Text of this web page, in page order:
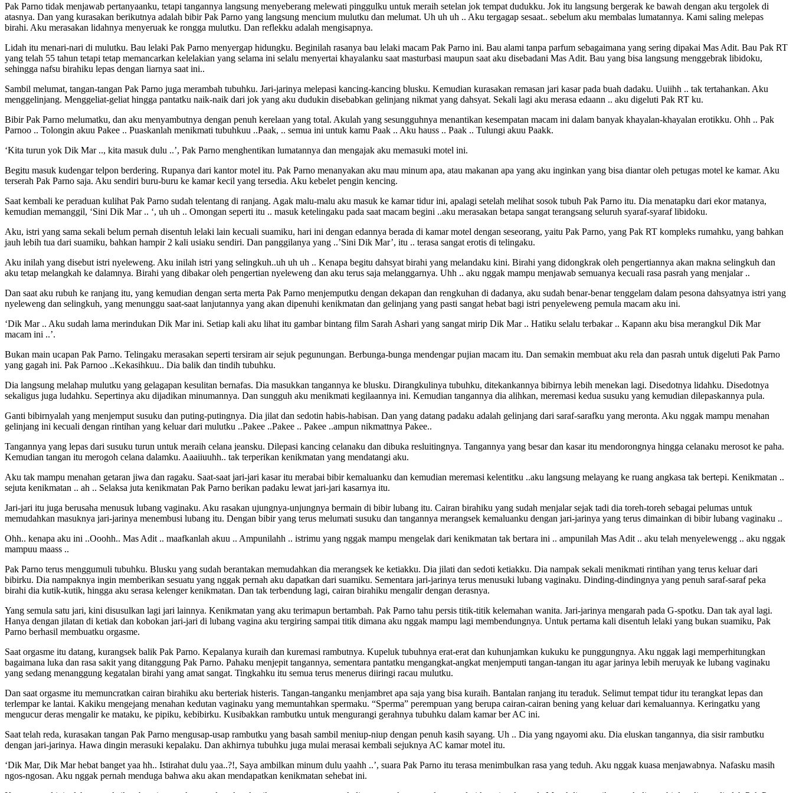
Pak Parno tidak menjawab pertanyaanku, tetapi tangannya langsung menyeberang melewati pinggulku untuk meraih setelan jok tempat dudukku. Jok itu langsung bergerak ke bawah dengan aku tergolek di
atasnya. Dan yang kurasakan berikutnya adalah bibir Pak Parno yang langsung mencium mulutku dan melumat. Uh uh uh .. Aku tergagap sesaat.. sebelum aku membalas lumatannya. Kami saling melepas
birahi. Aku merasakan lidahnya menyeruak ke rongga mulutku. Dan reflekku adalah mengisapnya.
Lidah itu menari-nari di mulutku. Bau lelaki Pak Parno menyergap hidungku. Beginilah rasanya bau lelaki macam Pak Parno ini. Bau alami tanpa parfum sebagaimana yang sering dipakai Mas Adit. Bau Pak RT
yang telah 55 tahun tetapi tetap memancarkan kelelakian yang selama ini selalu menyertai khayalanku saat masturbasi maupun saat aku disebadani Mas Adit. Bau yang bisa langsung menggebrak libidoku,
sehingga nafsu birahiku lepas dengan liarnya saat ini..
Sambil melumat, tangan-tangan Pak Parno juga merambah tubuhku. Jari-jarinya melepasi kancing-kancing blusku. Kemudian kurasakan remasan jari kasar pada buah dadaku. Uuiihh .. tak tertahankan. Aku
menggelinjang. Menggeliat-geliat hingga pantatku naik-naik dari jok yang aku dudukin disebabkan gelinjang nikmat yang dahsyat. Sekali lagi aku merasa edaann .. aku digeluti Pak RT ku.
Bibir Pak Parno melumatku, dan aku menyambutnya dengan penuh kerelaan yang total. Akulah yang sesungguhnya menantikan kesempatan macam ini dalam banyak khayalan-khayalan erotikku. Ohh .. Pak
Parnoo .. Tolongin akuu Pakee .. Puaskanlah menikmati tubuhkuu ..Paak, .. semua ini untuk kamu Paak .. Aku hauss .. Paak .. Tulungi akuu Paakk.
‘Kita turun yok Dik Mar .., kita masuk dulu ..’, Pak Parno menghentikan lumatannya dan mengajak aku memasuki motel ini.
Begitu masuk kudengar telpon berdering. Rupanya dari kantor motel itu. Pak Parno menanyakan aku mau minum apa, atau makanan apa yang aku inginkan yang bisa diantar oleh petugas motel ke kamar. Aku
terserah Pak Parno saja. Aku sendiri buru-buru ke kamar kecil yang tersedia. Aku kebelet pengin kencing.
Saat kembali ke peraduan kulihat Pak Parno sudah telentang di ranjang. Agak malu-malu aku masuk ke kamar tidur ini, apalagi setelah melihat sosok tubuh Pak Parno itu. Dia menatapku dari ekor matanya,
kemudian memanggil, ‘Sini Dik Mar .. ‘, uh uh .. Omongan seperti itu .. masuk ketelingaku pada saat macam begini ..aku merasakan betapa sangat terangsang seluruh syaraf-syaraf libidoku.
Aku, istri yang sama sekali belum pernah disentuh lelaki lain kecuali suamiku, hari ini dengan edannya berada di kamar motel dengan seseorang, yaitu Pak Parno, yang Pak RT kompleks rumahku, yang bahkan
jauh lebih tua dari suamiku, bahkan hampir 2 kali usiaku sendiri. Dan panggilanya yang ..’Sini Dik Mar’, itu .. terasa sangat erotis di telingaku.
Aku inilah yang disebut istri nyeleweng. Aku inilah istri yang selingkuh..uh uh uh .. Kenapa begitu dahsyat birahi yang melandaku kini. Birahi yang didongkrak oleh pengertiannya akan makna selingkuh dan
aku tetap melangkah ke dalamnya. Birahi yang dibakar oleh pengertian nyeleweng dan aku terus saja melanggarnya. Uhh .. aku nggak mampu menjawab semuanya kecuali rasa pasrah yang menjalar ..
Dan saat aku rubuh ke ranjang itu, yang kemudian dengan serta merta Pak Parno menjemputku dengan dekapan dan rengkuhan di dadanya, aku sudah benar-benar tenggelam dalam pesona dahsyatnya istri yang
nyeleweng dan selingkuh, yang menunggu saat-saat lanjutannya yang akan dipenuhi kenikmatan dan gelinjang yang pasti sangat hebat bagi istri penyeleweng pemula macam aku ini.
‘Dik Mar .. Aku sudah lama merindukan Dik Mar ini. Setiap kali aku lihat itu gambar bintang film Sarah Ashari yang sangat mirip Dik Mar .. Hatiku selalu terbakar .. Kapann aku bisa merangkul Dik Mar
macam ini ..’.
Bukan main ucapan Pak Parno. Telingaku merasakan seperti tersiram air sejuk pegunungan. Berbunga-bunga mendengar pujian macam itu. Dan semakin membuat aku rela dan pasrah untuk digeluti Pak Parno
yang gagah ini. Pak Parnoo ..Kekasihkuu.. Dia balik dan tindih tubuhku.
Dia langsung melahap mulutku yang gelagapan kesulitan bernafas. Dia masukkan tangannya ke blusku. Dirangkulinya tubuhku, ditekankannya bibirnya lebih menekan lagi. Disedotnya lidahku. Disedotnya
sekaligus juga ludahku. Sepertinya aku dijadikan minumannya. Dan sungguh aku menikmati kegilaannya ini. Kemudian tangannya dia alihkan, meremasi kedua susuku yang kemudian dilepaskannya pula.
Ganti bibirnyalah yang menjemput susuku dan puting-putingnya. Dia jilat dan sedotin habis-habisan. Dan yang datang padaku adalah gelinjang dari saraf-sarafku yang meronta. Aku nggak mampu menahan
gelinjang ini kecuali dengan rintihan yang keluar dari mulutku ..Pakee ..Pakee .. Pakee ..ampun nikmattnya Pakee..
Tangannya yang lepas dari susuku turun untuk meraih celana jeansku. Dilepasi kancing celanaku dan dibuka resluitingnya. Tangannya yang besar dan kasar itu mendorongnya hingga celanaku merosot ke paha.
Kemudian tangan itu merogoh celana dalamku. Aaaiiuuhh.. tak terperikan kenikmatan yang mendatangi aku.
Aku tak mampu menahan getaran jiwa dan ragaku. Saat-saat jari-jari kasar itu merabai bibir kemaluanku dan kemudian meremasi kelentitku ..aku langsung melayang ke ruang angkasa tak bertepi. Kenikmatan ..
sejuta kenikmatan .. ah .. Selaksa juta kenikmatan Pak Parno berikan padaku lewat jari-jari kasarnya itu.
Jari-jari itu juga berusaha menusuk lubang vaginaku. Aku rasakan ujungnya-unjungnya bermain di bibir lubang itu. Cairan birahiku yang sudah menjalar sejak tadi dia toreh-toreh sebagai pelumas untuk
memudahkan masuknya jari-jarinya menembusi lubang itu. Dengan bibir yang terus melumati susuku dan tangannya merangsek kemaluanku dengan jari-jarinya yang terus dimainkan di bibir lubang vaginaku ..
Ohh.. kenapa aku ini ..Ooohh.. Mas Adit .. maafkanlah akuu .. Ampunilahh .. istrimu yang nggak mampu mengelak dari kenikmatan tak bertara ini .. ampunilah Mas Adit .. aku telah menyelewengg .. aku nggak
mampuu maass ..
Pak Parno terus menggumuli tubuhku. Blusku yang sudah berantakan memudahkan dia merangsek ke ketiakku. Dia jilati dan sedoti ketiakku. Dia nampak sekali menikmati rintihan yang terus keluar dari
bibirku. Dia nampaknya ingin memberikan sesuatu yang nggak pernah aku dapatkan dari suamiku. Sementara jari-jarinya terus menusuki lubang vaginaku. Dinding-dindingnya yang penuh saraf-saraf peka
birahi dia kutik-kutik, hingga aku serasa kelenger kenikmatan. Dan tak terbendung lagi, cairan birahiku mengalir dengan derasnya.
Yang semula satu jari, kini disusulkan lagi jari lainnya. Kenikmatan yang aku terimapun bertambah. Pak Parno tahu persis titik-titik kelemahan wanita. Jari-jarinya mengarah pada G-spotku. Dan tak ayal lagi.
Hanya dengan jilatan di ketiak dan kobokan jari-jari di lubang vagina aku tergiring sampai titik dimana aku nggak mampu lagi membendungnya. Untuk pertama kali disentuh lelaki yang bukan suamiku, Pak
Parno berhasil membuatku orgasme.
Saat orgasme itu datang, kurangsek balik Pak Parno. Kepalanya kuraih dan kuremasi rambutnya. Kupeluk tubuhnya erat-erat dan kuhunjamkan kukuku ke punggungnya. Aku nggak lagi memperhitungkan
bagaimana luka dan rasa sakit yang ditanggung Pak Parno. Pahaku menjepit tangannya, sementara pantatku mengangkat-angkat menjemputi tangan-tangan itu agar jarinya lebih meruyak ke lubang vaginaku
yang sedang menanggung kegatalan birahi yang amat sangat. Tingkahku itu semua terus menerus diiringi racau mulutku.
Dan saat orgasme itu memuncratkan cairan birahiku aku berteriak histeris. Tangan-tanganku menjambret apa saja yang bisa kuraih. Bantalan ranjang itu teraduk. Selimut tempat tidur itu terangkat lepas dan
terlempar ke lantai. Kakiku mengejang menahan kedutan vaginaku yang memuntahkan spermaku. “Sperma” perempuan yang berupa cairan-cairan bening yang keluar dari kemaluannya. Keringatku yang
mengucur deras mengalir ke mataku, ke pipiku, kebibirku. Kusibakkan rambutku untuk mengurangi gerahnya tubuhku dalam kamar ber AC ini.
Saat telah reda, kurasakan tangan Pak Parno mengusap-usap rambutku yang basah sambil meniup-niup dengan penuh kasih sayang. Uh .. Dia yang ngayomi aku. Dia eluskan tangannya, dia sisir rambutku
dengan jari-jarinya. Hawa dingin merasuki kepalaku. Dan akhirnya tubuhku juga mulai merasai kembali sejuknya AC kamar motel itu.
‘Dik Mar, Dik Mar hebat banget yaa hh.. Istirahat dulu yaa..?!, Saya ambilkan minum dulu yaahh ..’, suara Pak Parno itu terasa menimbulkan rasa yang teduh. Aku nggak kuasa menjawabnya. Nafasku masih
ngos-ngosan. Aku nggak pernah menduga bahwa aku akan mendapatkan kenikmatan sehebat ini.